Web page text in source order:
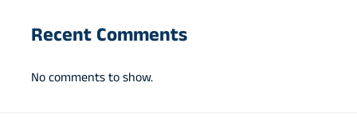
Recent Comments
No comments to show.